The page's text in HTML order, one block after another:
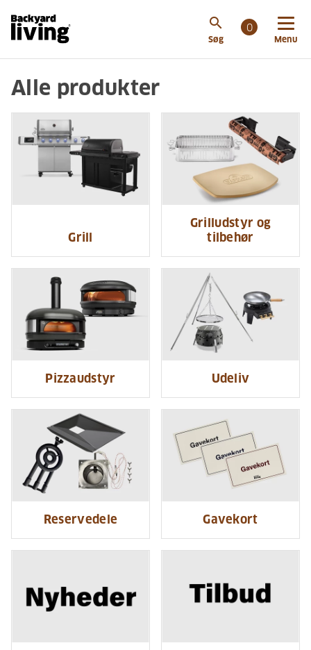
search
Søg
0
Menu
Alle produkter
Grill
Grilludstyr og
tilbehør
Pizzaudstyr Udeliv
Reservedele Gavekort